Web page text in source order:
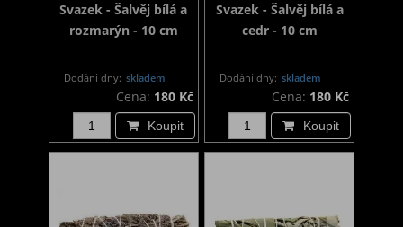
Svazek - Šalvěj bílá a
rozmarýn - 10 cm
Dodání dny: skladem
Cena: 180 Kč
Koupit
Svazek - Šalvěj bílá a
cedr - 10 cm
Dodání dny: skladem
Cena: 180 Kč
Koupit